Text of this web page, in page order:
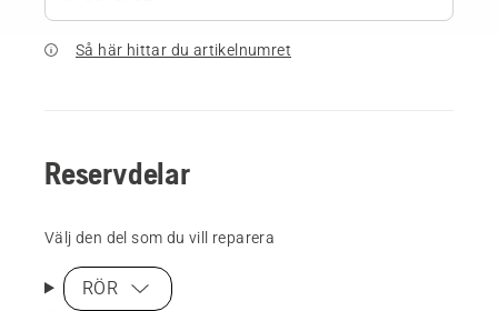
Så här hittar du artikelnumret
Reservdelar
Välj den del som du vill reparera
RÖR